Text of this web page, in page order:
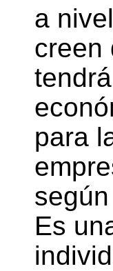
a
creen
para
Es